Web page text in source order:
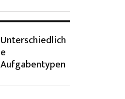
Unterschiedlich
e
Aufgabentypen